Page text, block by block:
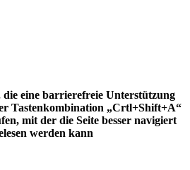
die eine barrierefreie Unterstützung
Tastenkombination „Crtl+Shift+A“
mit der die Seite besser navigiert
werden kann